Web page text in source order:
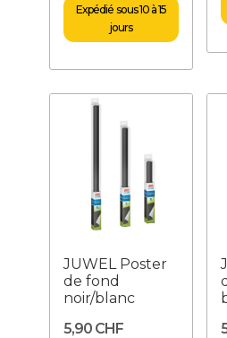
Expédié sous 10 à 15
jours
JUWEL Poster
de fond
noir/blanc
5,90 CHF